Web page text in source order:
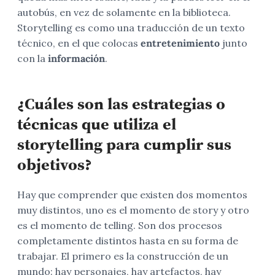
autobús, en vez de solamente en la biblioteca.
Storytelling es como una traducción de un texto
técnico, en el que colocas entretenimiento junto
con la información.
¿Cuáles son las estrategias o
técnicas que utiliza el
storytelling para cumplir sus
objetivos?
Hay que comprender que existen dos momentos
muy distintos, uno es el momento de story y otro
es el momento de telling. Son dos procesos
completamente distintos hasta en su forma de
trabajar. El primero es la construcción de un
mundo: hay personajes, hay artefactos, hay